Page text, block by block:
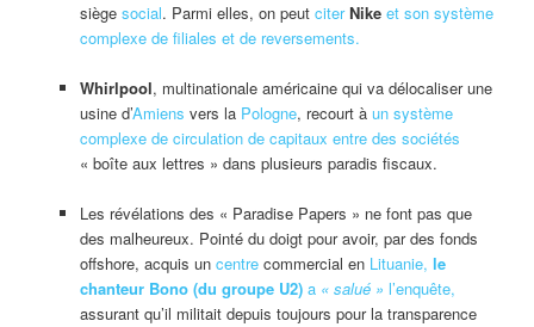
siège social. Parmi elles, on peut citer Nike et son système
complexe de filiales et de reversements.
Whirlpool, multinationale américaine qui va délocaliser une
usine d’Amiens vers la Pologne, recourt àun système
complexe de circulation de capitaux entre des sociétés
« boîte aux lettres » dans plusieurs paradis fiscaux.
Les révélations des « Paradise Papers » ne font pas que
des malheureux. Pointé du doigt pour avoir, par des fonds
offshore, acquis un centrecommercial en Lituanie, le
chanteur Bono (du groupe U2)a « salué » l’enquête,
assurant qu’il militait depuis toujours pour la transparence